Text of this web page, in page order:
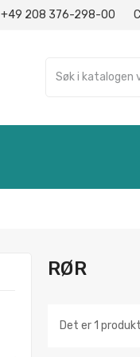
+49 208 376-298-00
RØR
Det er 1